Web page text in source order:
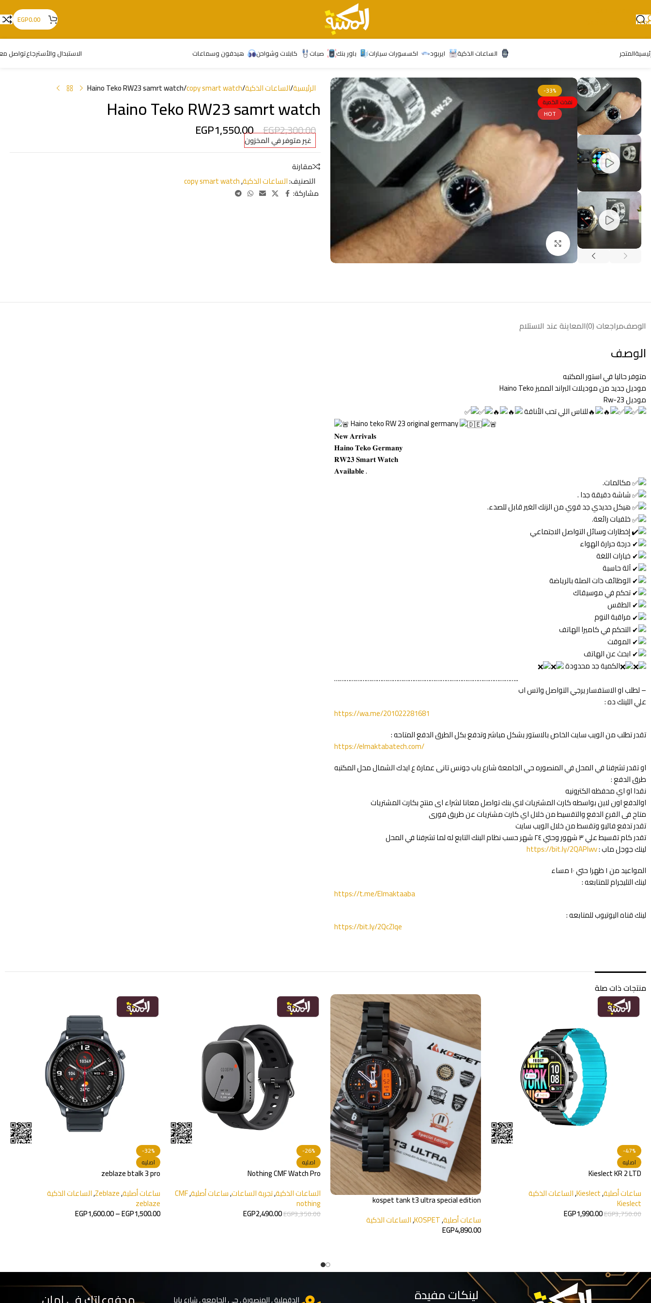
Skip to main content
EGP0.00
المتجر الساعات الذكية ايربود اكسسورات سيارات باور بنك صبات كابلات وشواحن هيدفون وسماعات الاستبدال والأسترجاعتواصل
-33%
نفذت الكمية
HOT
الرئيسية/الساعات الذكية/
copy smart watch
/
Haino Teko RW23 samrt watch
Haino Teko RW23 samrt watch
EGP2,300.00
EGP1,550.00
غير متوفر في المخزون
مقارنة
التصنيف:الساعات الذكية,
copy smart watch
مشاركة:
الوصفمراجعات (0) المعاينة عند الاستلام
الوصف
متوفر حاليا في استور المكتبه
موديل جديد من موديلات البراند المميز Haino Teko
موديل Rw-23
للناس اللي تحب الأناقة
Haino teko RW 23 original germany
𝐍𝐞𝐰 𝐀𝐫𝐫𝐢𝐯𝐚𝐥𝐬
𝐇𝐚𝐢𝐧𝐨 𝐓𝐞𝐤𝐨 𝐆𝐞𝐫𝐦𝐚𝐧𝐲
𝐑𝐖𝟐𝟑 𝐒𝐦𝐚𝐫𝐭 𝐖𝐚𝐭𝐜𝐡
𝐀𝐯𝐚𝐢𝐥𝐚𝐛𝐥𝐞 .
مكالمات.
شاشة دقيقة جدا .
هيكل حديدي جد قوي من الزنك الغير قابل للصدء.
خلفيات رائعة.
إخطارات وسائل التواصل الاجتماعي
درجة حرارة الهواء
خيارات اللغة
آلة حاسبة
الوظائف ذات الصلة بالرياضة
تحكم في موسيقاك
الطقس
مراقبة النوم
التحكم في كاميرا الهاتف
الموقت
ابحث عن الهاتف
الكمية جد محدودة
…………………………………………………………………………………………..
– لطلب او الاستفسار يرجي التواصل واتس اب
علي اللينك ده :
https://wa.me/201022281681
تقدر تطلب من الويب سايت الخاص بالاستور بشكل مباشر وتدفع بكل الطرق الدفع المتاحه :
https://elmaktabatech.com/
او تقدر تشرفنا في المحل في المنصوره حي الجامعة شارع باب جونس تانى عمارة ع ايدك الشمال محل المكتبه
طرق الدفع :
نقدا او اي محفظه الكترونيه
اوالدفع اون لاين بواسطه كارت المشتريات لاي بنك تواصل معانا لشراء اى منتج بكارت المشتريات
متاح فى الفرع الدفع والتقسيط من خلال اي كارت مشتريات عن طريق فورى
تقدر تدفع فاليو وتقسط من خلال الويب سايت
تقدر كام تقسيط علي ٣ شهور وحتي ٢٤ شهر حسب نظام البنك التابع له لما تشرفنا في المحل
لينك جوجل ماب :https://bit.ly/2QAPlwv
المواعيد من ١ ظهرا حتي ١٠ مساء
لينك التليجرام للمتابعه :
https://t.me/Elmaktaaba
لينك قناه اليوتيوب للمتابعه :
https://bit.ly/2QcZIqe
منتجات ذات صلة
-47%
اصليه
Kieslect KR 2 LTD
ساعات أصلية,
Kieslect
,الساعات الذكية
Kieslect
EGP3,750.00
EGP1,990.00
kospet tank t3 ultra special edition
ساعات أصلية,
KOSPET
,الساعات الذكية
EGP4,890.00
-26%
اصليه
Nothing CMF Watch Pro
الساعات الذكية,تجربة الساعات,ساعات أصلية,
CMF
nothing
EGP3,350.00
EGP2,490.00
-32%
اصليه
zeblaze btalk 3 pro
ساعات أصلية,
Zeblaze
,الساعات الذكية
zeblaze
EGP1,500.00
–
EGP1,600.00
لينكات مفيدة الدقهلية , المنصورة , حي الجامعه , شارع بابا